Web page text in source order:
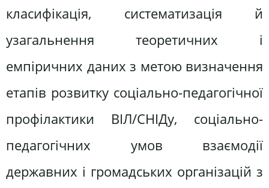
класифікація, систематизація й
узагальнення теоретичних і
емпіричних даних з метою визначення
етапів розвитку соціально-педагогічної
профілактики ВІЛ/СНІДу, соціально-
педагогічних умов взаємодії
державних і громадських організацій з